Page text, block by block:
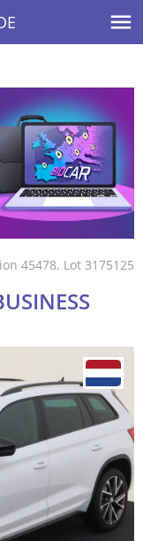
45478, Lot 3175125